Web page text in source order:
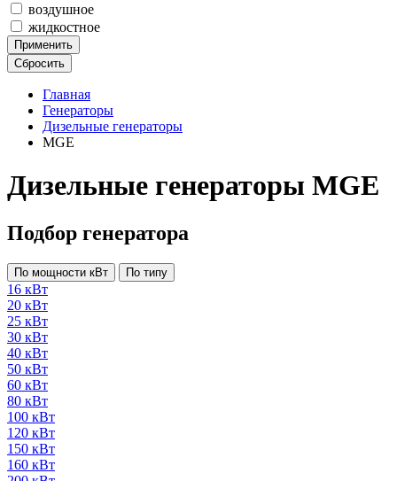
воздушное
жидкостное
Применить
Сбросить
Главная
Генераторы
Дизельные генераторы
MGE
Дизельные генераторы MGE
Подбор генератора
По мощности кВт По типу
16 кВт
20 кВт
25 кВт
30 кВт
40 кВт
50 кВт
60 кВт
80 кВт
100 кВт
120 кВт
150 кВт
160 кВт